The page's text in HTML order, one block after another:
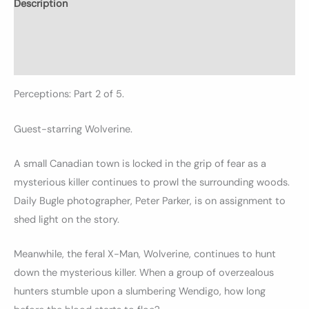
Description
Perceptions: Part 2 of 5.
Guest-starring Wolverine.
A small Canadian town is locked in the grip of fear as a
mysterious killer continues to prowl the surrounding woods.
Daily Bugle photographer, Peter Parker, is on assignment to
shed light on the story.
Meanwhile, the feral X-Man, Wolverine, continues to hunt
down the mysterious killer. When a group of overzealous
hunters stumble upon a slumbering Wendigo, how long